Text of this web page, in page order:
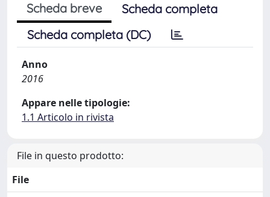
Scheda breve
Scheda completa
Scheda completa (DC)
Anno
2016
Appare nelle tipologie:
1.1 Articolo in rivista
File in questo prodotto:
File